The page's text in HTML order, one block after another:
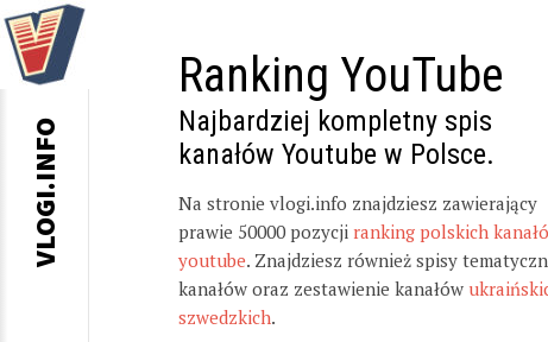
Ranking YouTube
Najbardziej kompletny spis
kanałów Youtube w Polsce.
Na stronie vlogi.info znajdziesz zawierający
prawie 50000 pozycji ranking polskich
youtube. Znajdziesz również spisy
kanałów oraz zestawienie kanałów
szwedzkich.
VLOGI.INFO